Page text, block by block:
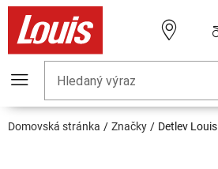
Hledaný výraz
Domovská stránka Značky Detlev Louis